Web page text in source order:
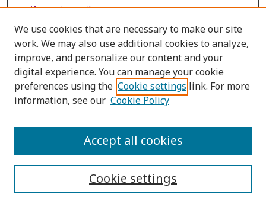
Notify me via email orRSS
Browse
Collections
Disciplines
Authors
We use cookies that are necessary to make our site
work. We may also use additional cookies to analyze,
improve, and personalize our content and your
digital experience. You can manage your cookie
preferences using the Cookie settings link. For more
information, see our Cookie Policy
Cookie settings
Accept all cookies